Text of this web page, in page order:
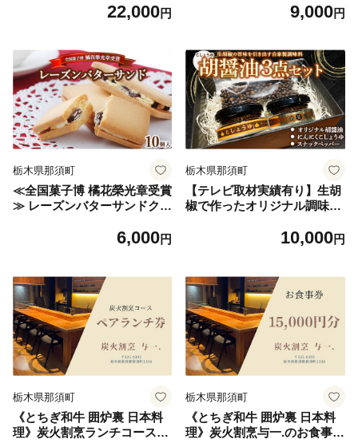
| クッキー スイーツ お菓子
子 那須 栃木県 那須町
22,000円
ザート おやつ セット 詰め合
レゼント ギフト おすすめ 人
気 1万円以下 那須町
9,000円
栃木県那須町
≪全国菓子博 橘花榮光章受賞
≫ レーズンバターサンドクッ
| クッキー スイーツ お菓子
子 那須 栃木県 那須町
6,000円
栃木県那須町
【テレビ取材実績有り】生胡
椒で作ったオリジナル調味料
特別3点セット（オリジナル
調味料 オリジナル おすすめ
那須 栃木県 那須町〔B-121〕
10,000円
栃木県那須町
《とちぎ和牛 囲炉裏 日本料
理》炭火割烹ランチコース
栃木県那須町
《とちぎ和牛 囲炉裏 日本料
理》炭火割烹与一.のお食事券